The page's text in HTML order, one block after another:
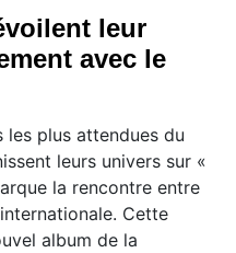
leur
avec le
les plus attendues du
leurs univers sur «
la rencontre entre
Cette
album de la